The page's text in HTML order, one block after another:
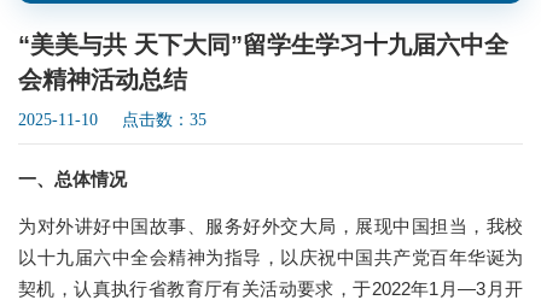
“美美与共 天下大同”留学生学习十九届六中全
会精神活动总结
2025-11-10 点击数： 35
一、总体情况
为对外讲好中国故事、 服务好外交大局， 展现中国担当，我校
以十九届六中全会精神为指导，以庆祝中国共产党百年华诞为
契机，认真执行省教育厅有关活动要求，于2022年1 月—3 月开